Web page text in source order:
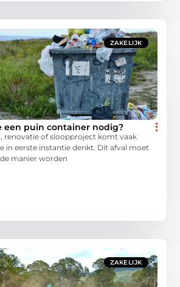
ZAKELIJK
een puin container nodig?
renovatie of sloopproject komt vaak
in eerste instantie denkt. Dit afval moet
manier worden
ZAKELIJK